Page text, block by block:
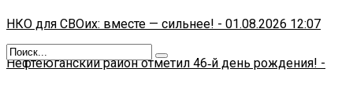
НКО для СВОих: вместе — сильнее! - 01.08.2026 12:07
Нефтеюганский район отметил 46‑й день рождения! -